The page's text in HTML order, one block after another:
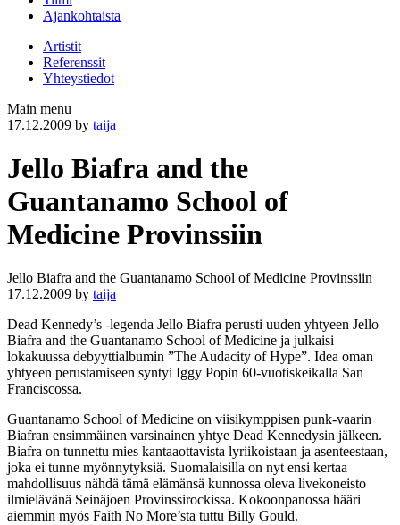
Ajankohtaista
Artistit
Referenssit
Yhteystiedot
Main menu
17.12.2009 by taija
Jello Biafra and the
Guantanamo School of
Medicine Provinssiin
Jello Biafra and the Guantanamo School of Medicine Provinssiin
17.12.2009 by taija
Dead Kennedy’s -legenda Jello Biafra perusti uuden yhtyeen Jello
Biafra and the Guantanamo School of Medicine ja julkaisi
lokakuussa debyyttialbumin ”The Audacity of Hype”. Idea oman
yhtyeen perustamiseen syntyi Iggy Popin 60-vuotiskeikalla San
Franciscossa.
Guantanamo School of Medicine on viisikymppisen punk-vaarin
Biafran ensimmäinen varsinainen yhtye Dead Kennedysin jälkeen.
Biafra on tunnettu mies kantaaottavista lyriikoistaan ja asenteestaan,
joka ei tunne myönnytyksiä. Suomalaisilla on nyt ensi kertaa
mahdollisuus nähdä tämä elämänsä kunnossa oleva livekoneisto
ilmielävänä Seinäjoen Provinssirockissa. Kokoonpanossa hääri
aiemmin myös Faith No More’sta tuttu Billy Gould.